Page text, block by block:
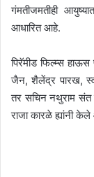
गंमतीजमतीही
आधारित आहे.
पिरॅमीड फिल्म्स हाऊस
जैन, शैलेंद्र पारख,
तर सचिन नथुराम संत
राजा कारळे ह्यांनी